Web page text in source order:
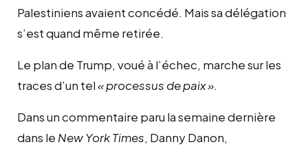
Palestiniens avaient concédé. Mais sa délégation
s’est quand même retirée.
Le plan de Trump, voué à l’échec, marche sur les
traces d’un tel« processus de paix ».
Dans un commentaire paru la semaine dernière
dans le New York Times, Danny Danon,